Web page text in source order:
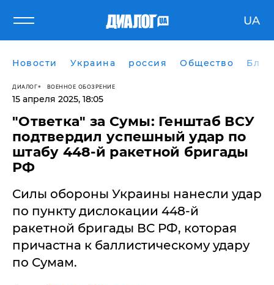
UA
Новости Украина россия Общество
ДИАЛОГ ВОЕННОЕ ОБОЗРЕНИЕ
15 апреля 2025, 18:05
​"Ответка" за Сумы: Генштаб ВСУ
подтвердил успешный удар по
штабу 448-й ракетной бригады
РФ
Силы обороны Украины нанесли удар
по пункту дислокации 448-й
ракетной бригады ВС РФ, которая
причастна к баллистическому удару
по Сумам.